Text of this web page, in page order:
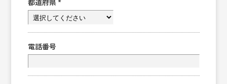
都道府県 *
電話番号